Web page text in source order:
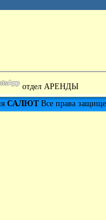
отдел АРЕНДЫ
САЛЮТВсе права